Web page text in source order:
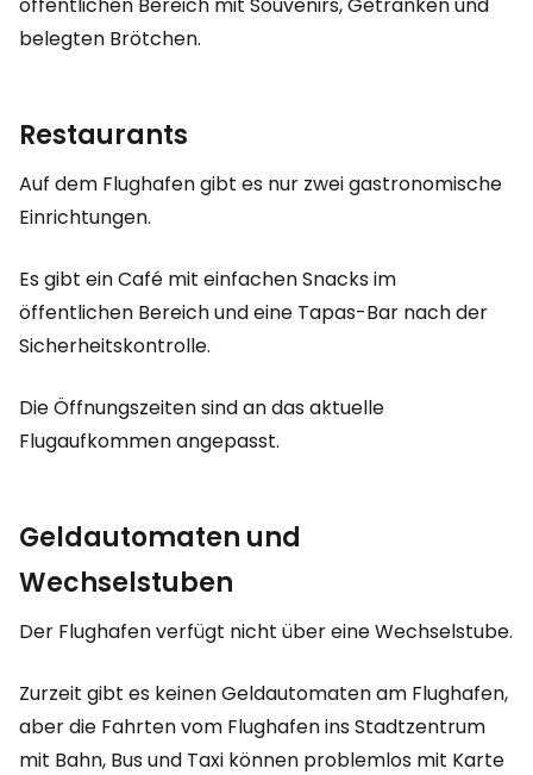
belegten Brötchen.
Restaurants
Auf dem Flughafen gibt es nur zwei gastronomische
Einrichtungen.
Es gibt ein Café mit einfachen Snacks im
öffentlichen Bereich und eine Tapas-Bar nach der
Sicherheitskontrolle.
Die Öffnungszeiten sind an das aktuelle
Flugaufkommen angepasst.
Geldautomaten und
Wechselstuben
Der Flughafen verfügt nicht über eine Wechselstube.
Zurzeit gibt es keinen Geldautomaten am Flughafen,
aber die Fahrten vom Flughafen ins Stadtzentrum
mit Bahn, Bus und Taxi können problemlos mit Karte